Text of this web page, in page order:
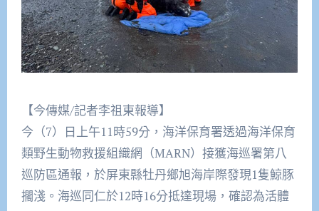
【今傳媒/記者李祖東報導】
今（7）日上午11時59分，海洋保育署透過海洋保育
類野生動物救援組織網（MARN）接獲海巡署第八
巡防區通報，於屏東縣牡丹鄉旭海岸際發現1隻鯨豚
擱淺。海巡同仁於12時16分抵達現場，確認為活體